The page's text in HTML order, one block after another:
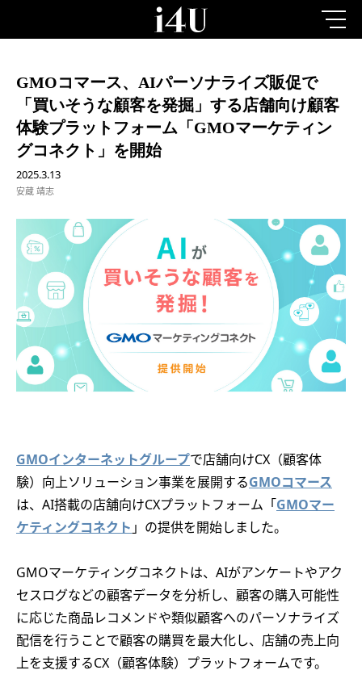
GMOコマース、AIパーソナライズ販促で
「買いそうな顧客を発掘」する店舗向け顧客
体験プラットフォーム「GMOマーケティン
グコネクト」を開始
2025.3.13
安蔵 靖志
GMOインターネットグループで店舗向けCX（顧客体
験）向上ソリューション事業を展開するGMOコマース
は、AI搭載の店舗向けCXプラットフォーム「GMOマー
ケティングコネクト 」の提供を開始しました。
GMOマーケティングコネクトは、AIがアンケートやアク
セスログなどの顧客データを分析し、顧客の購入可能性
に応じた商品レコメンドや類似顧客へのパーソナライズ
配信を行うことで顧客の購買を最大化し、店舗の売上向
上を支援するCX（顧客体験）プラットフォームです。